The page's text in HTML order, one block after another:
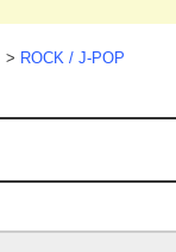
> ROCK / J-POP